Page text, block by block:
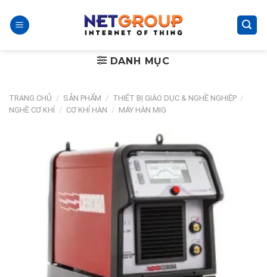
content
DANH MỤC
TRANG CHỦ / SẢN PHẨM / THIẾT BỊ GIÁO DỤC & NGHỀ NGHIỆP /
NGHỀ CƠ KHÍ / CƠ KHÍ HÀN / MÁY HÀN MIG